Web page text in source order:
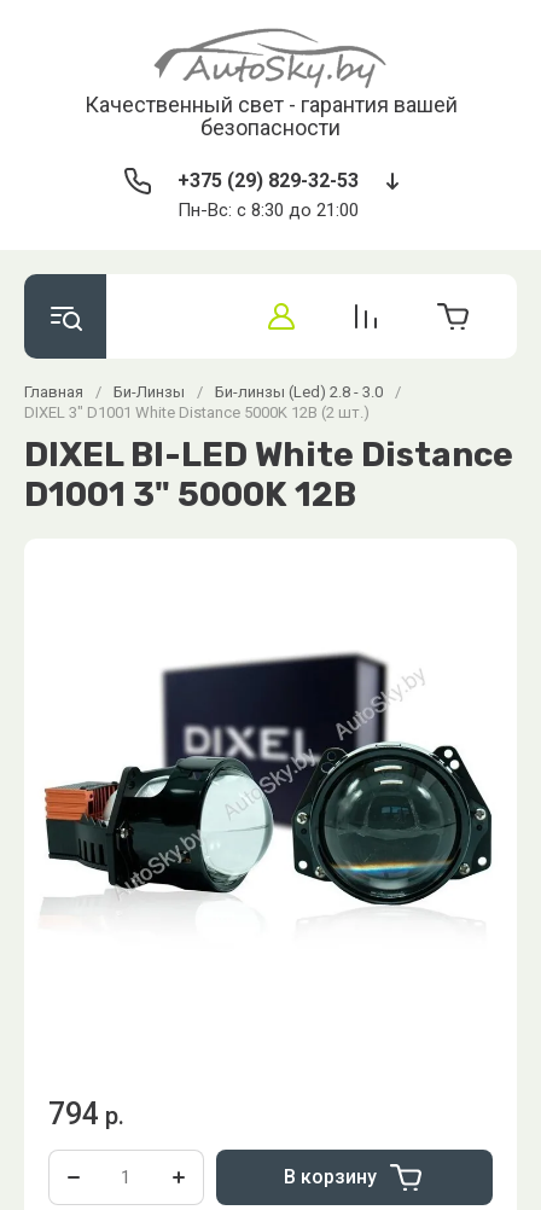
Качественный свет - гарантия вашей
безопасности
+375 (29) 829-32-53
Пн-Вс: с 8:30 до 21:00
Главная / Би-Линзы / Би-линзы (Led) 2.8 - 3.0
/
DIXEL 3" D1001 White Distance 5000K 12В (2 шт.)
DIXEL BI-LED White Distance
D1001 3" 5000K 12В
794 р.
В корзину